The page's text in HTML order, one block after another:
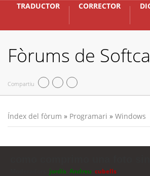
TRADUCTOR CORRECTOR
Fòrums de
Compartiu
Índex del fòrum » Programari » Windows
jordis Andreu cubells